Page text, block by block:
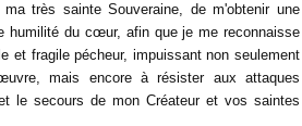
très sainte Souveraine, de m'obtenir une
humilité du cœur, afin que je me reconnaisse
et fragile pécheur, impuissant non seulement
mais encore à résister aux attaques
le secours de mon Créateur et vos saintes